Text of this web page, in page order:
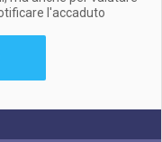
l'accaduto